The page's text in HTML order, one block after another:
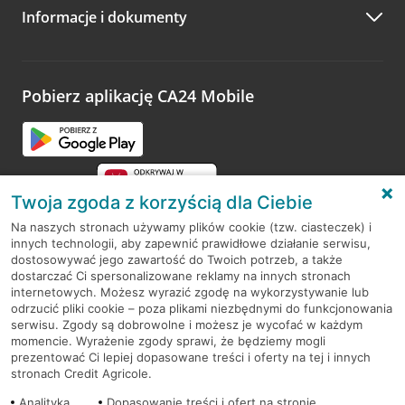
Zachęcamy do podzielenia się z nami opinią o wizycie.
opinie.
Informacje i dokumenty
Pobierz aplikację CA24 Mobile
RODO
Regulamin serwisu
Mapa serwisu
PolitykaCookies
Twoja zgoda z korzyścią dla Ciebie
Na naszych stronach używamy plików cookie (tzw. ciasteczek) i
innych technologii, aby zapewnić prawidłowe działanie serwisu,
dostosowywać jego zawartość do Twoich potrzeb, a także
dostarczać Ci spersonalizowane reklamy na innych stronach
internetowych. Możesz wyrazić zgodę na wykorzystywanie lub
odrzucić pliki cookie – poza plikami niezbędnymi do funkcjonowania
serwisu. Zgody są dobrowolne i możesz je wycofać w każdym
momencie. Wyrażenie zgody sprawi, że będziemy mogli
prezentować Ci lepiej dopasowane treści i oferty na tej i innych
stronach Credit Agricole.